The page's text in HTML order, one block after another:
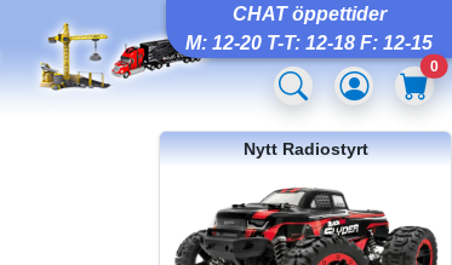
CHAT öppettider
M: 12-20 T-T: 12-18 F: 12-15
0
Nytt Radiostyrt